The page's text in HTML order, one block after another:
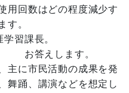
用回数はどの程度減少す
す。
習課長。
お答えします。
主に市民活動の成果を発
舞踊、講演などを想定し